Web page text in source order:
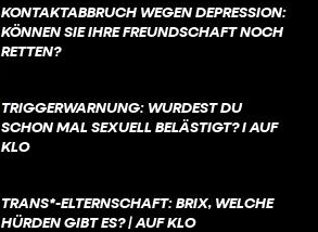
KONTAKTABBRUCH WEGEN DEPRESSION:
KÖNNEN SIE IHRE FREUNDSCHAFT NOCH
RETTEN?
TRIGGERWARNUNG: WURDEST DU
SCHON MAL SEXUELL BELÄSTIGT? I AUF
KLO
TRANS*-ELTERNSCHAFT: BRIX, WELCHE
HÜRDEN GIBT ES? | AUF KLO